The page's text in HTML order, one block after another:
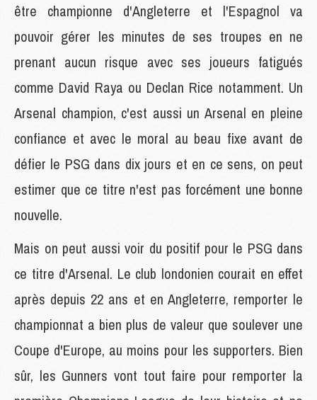
être championne d'Angleterre et l'Espagnol va
pouvoir gérer les minutes de ses troupes en ne
prenant aucun risque avec ses joueurs fatigués
comme David Raya ou Declan Rice notamment. Un
Arsenal champion, c'est aussi un Arsenal en pleine
confiance et avec le moral au beau fixe avant de
défier le PSG dans dix jours et en ce sens, on peut
estimer que ce titre n'est pas forcément une bonne
nouvelle.
Mais on peut aussi voir du positif pour le PSG dans
ce titre d'Arsenal. Le club londonien courait en effet
après depuis 22 ans et en Angleterre, remporter le
championnat a bien plus de valeur que soulever une
Coupe d'Europe, au moins pour les supporters. Bien
sûr, les Gunners vont tout faire pour remporter la